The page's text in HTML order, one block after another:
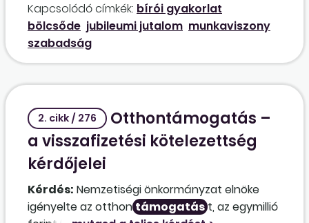
jutalom jogosultsága érdekelne a hivatkozott
Kjt. 55–80. §-okból.
Kapcsolódó címkék: bírói gyakorlat
bölcsőde jubileumi jutalom munkaviszony
szabadság
2. cikk / 276
Otthontámogatás –
a visszafizetési kötelezettség
kérdőjelei
Kérdés: Nemzetiségi önkormányzat elnöke
igényelte az otthon támogatás t, az egymillió